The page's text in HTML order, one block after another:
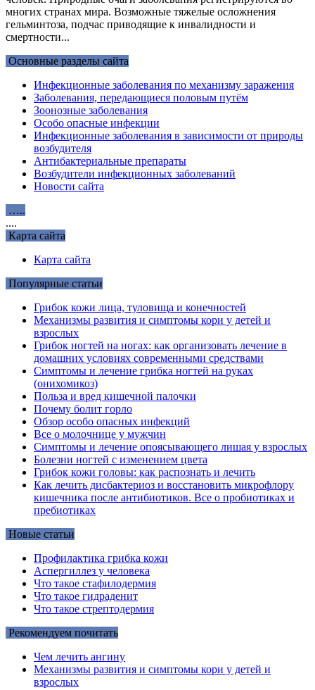
многих странах мира. Возможные тяжелые осложнения
гельминтоза, подчас приводящие к инвалидности и
смертности...
Основные разделы сайта
Инфекционные заболевания по механизму заражения
Заболевания, передающиеся половым путём
Зоонозные заболевания
Особо опасные инфекции
Инфекционные заболевания в зависимости от природы
возбудителя
Антибактериальные препараты
Возбудители инфекционных заболеваний
Новости сайта
…..
....
Карта сайта
Карта сайта
Популярные статьи
Грибок кожи лица, туловища и конечностей
Механизмы развития и симптомы кори у детей и
взрослых
Грибок ногтей на ногах: как организовать лечение в
домашних условиях современными средствами
Симптомы и лечение грибка ногтей на руках
(онихомикоз)
Польза и вред кишечной палочки
Почему болит горло
Обзор особо опасных инфекций
Все о молочнице у мужчин
Симптомы и лечение опоясывающего лишая у взрослых
Болезни ногтей с изменением цвета
Грибок кожи головы: как распознать и лечить
Как лечить дисбактериоз и восстановить микрофлору
кишечника после антибиотиков. Все о пробиотиках и
пребиотиках
Новые статьи
Профилактика грибка кожи
Аспергиллез у человека
Что такое стафилодермия
Что такое гидраденит
Что такое стрептодермия
Рекомендуем почитать
Чем лечить ангину
Механизмы развития и симптомы кори у детей и
взрослых